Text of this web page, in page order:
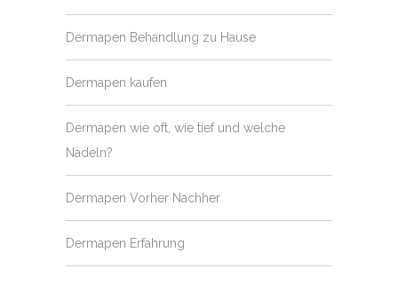
Dermapen Behandlung zu Hause
Dermapen kaufen
Dermapen wie oft, wie tief und welche
Nadeln?
Dermapen Vorher Nachher
Dermapen Erfahrung